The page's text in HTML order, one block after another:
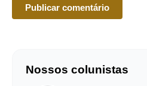
Nossos colunistas